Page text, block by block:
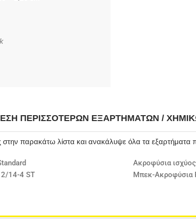
ΠΕΡΙΣΣΌΤΕΡΩΝ ΕΞΑΡΤΗΜΆΤΩΝ /
παρακάτω λίστα και ανακάλυψε όλα τα εξαρτήματα
14-4 ST
Ακροφύσια
Μπεκ-Ακροφύσια